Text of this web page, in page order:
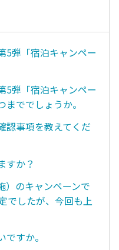
5弾「宿泊キャンペー
5弾「宿泊キャンペー
ででしょうか。
認事項を教えてくだ
すか？
）のキャンペーンで
でしたが、今回も上
すか。